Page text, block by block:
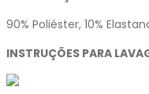
90% Poliéster, 10%
INSTRUÇÕES PARA